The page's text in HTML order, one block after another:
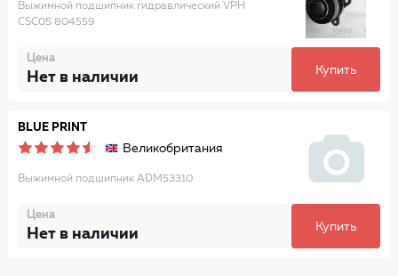
Выжимной подшипник гидравлический VPH
CSC05 804559
Цена
Нет в наличии Купить
BLUE PRINT
Великобритания
Выжимной подшипник ADM53310
Цена
Нет в наличии Купить